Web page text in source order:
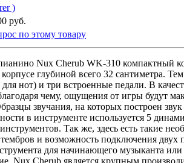
)
руб.
по этому товару
Nux Cherub WK-310 компактный
глубиной всего 32 сантиметра.
для нот) и три встроенные педали. В
чему, ощущения от игры будут
звучания, на которых построен
в инструменте используется 5
Так же, здесь есть такие
и возможность подключения
для начинающего музыканта
Nux Cherub является крупным